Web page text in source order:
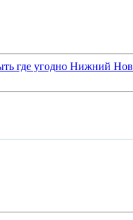
где угодно Нижний